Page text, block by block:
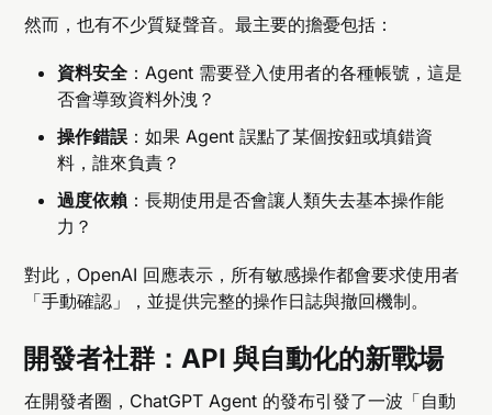
然而，也有不少質疑聲音。最主要的擔憂包括：
資料安全 ：Agent 需要登入使用者的各種帳號，這是
否會導致資料外洩？
操作錯誤 ：如果 Agent 誤點了某個按鈕或填錯資
料，誰來負責？
過度依賴 ：長期使用是否會讓人類失去基本操作能
力？
對此，OpenAI 回應表示，所有敏感操作都會要求使用者
「手動確認」，並提供完整的操作日誌與撤回機制。
開發者社群：API 與自動化的新戰場
在開發者圈，ChatGPT Agent 的發布引發了一波「自動